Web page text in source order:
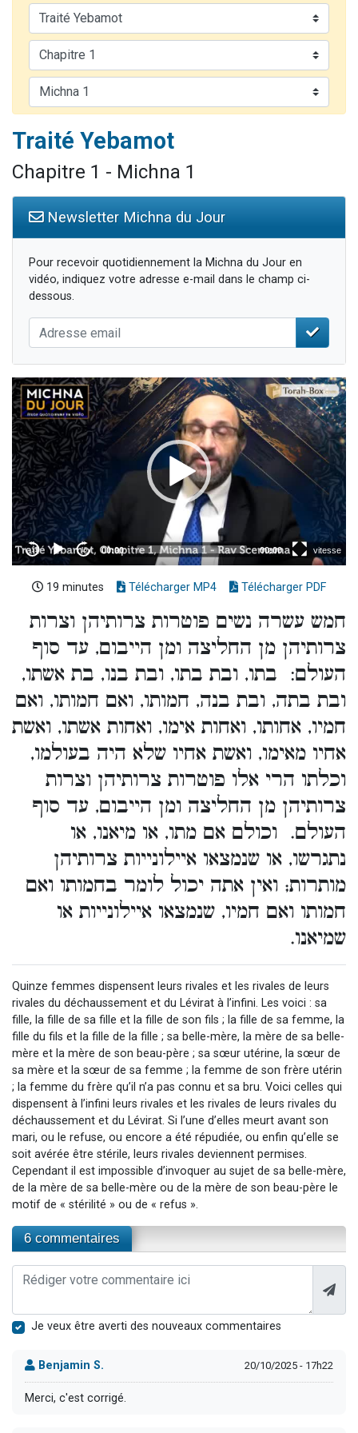
3 personnes viennent de nous rejoindre sur WhatsApp
11 personnes viennent de demander une bénédiction
Il reste 49 places pour étudier en groupe sur Zoom
3 personnes viennent de faire un don pour Diane, 80 ans, dans un appartement insalubre
5 personnes viennent de faire un don pour Reloger Rivka, 6 enfants, victime de violences...
Traité Yebamot
Chapitre 1 - Michna 1
Newsletter Michna du Jour
Pour recevoir quotidiennement la Michna du Jour en
vidéo, indiquez votre adresse e-mail dans le champ ci-
dessous.
19 minutes Télécharger MP4 Télécharger PDF
חמש עשרה נשים פוטרות צרותיהן וצרות
צרותיהן מן החליצה ומן הייבום, עד סוף
העולם: בתו, ובת בתו, ובת בנו, בת אשתו,
ובת בתה, ובת בנה, חמותו, ואם חמותו, ואם
חמיו, אחותו, ואחות אימו, ואחות אשתו, ואשת
אחיו מאימו, ואשת אחיו שלא היה בעולמו,
וכלתו הרי אלו פוטרות צרותיהן וצרות
צרותיהן מן החליצה ומן הייבום, עד סוף
העולם. וכולם אם מתו, או מיאנו, או
נתגרשו, או שנמצאו איילונייות צרותיהן
מותרות; ואין אתה יכול לומר בחמותו ואם
חמותו ואם חמיו, שנמצאו איילונייות או
שמיאנו.
Quinze femmes dispensent leurs rivales et les rivales de leurs
rivales du déchaussement et du Lévirat à l’infini. Les voici : sa
fille, la fille de sa fille et la fille de son fils ; la fille de sa femme, la
fille du fils et la fille de la fille ; sa belle-mère, la mère de sa belle-
mère et la mère de son beau-père ; sa sœur utérine, la sœur de
sa mère et la sœur de sa femme ; la femme de son frère utérin
; la femme du frère qu’il n’a pas connu et sa bru. Voici celles qui
dispensent à l’infini leurs rivales et les rivales de leurs rivales du
déchaussement et du Lévirat. Si l’une d’elles meurt avant son
mari, ou le refuse, ou encore a été répudiée, ou enfin qu’elle se
soit avérée être stérile, leurs rivales deviennent permises.
Cependant il est impossible d’invoquer au sujet de sa belle-mère,
de la mère de sa belle-mère ou de la mère de son beau-père le
motif de « stérilité » ou de « refus ».
6 commentaires
Je veux être averti des nouveaux commentaires
Benjamin S. 20/10/2025 - 17h22
Merci, c'est corrigé.